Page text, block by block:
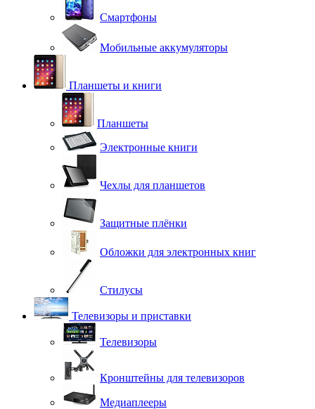
Смартфоны
Мобильные аккумуляторы
Планшеты и книги
Планшеты
Электронные книги
Чехлы для планшетов
Защитные плёнки
Обложки для электронных книг
Стилусы
Телевизоры и приставки
Телевизоры
Кронштейны для телевизоров
Медиаплееры